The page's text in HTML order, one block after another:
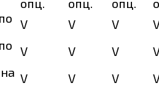
опц. опц. опц.
V V V
V V V
V V V